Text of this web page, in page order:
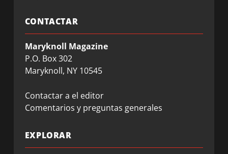
CONTACTAR
Maryknoll Magazine
P.O. Box 302
Maryknoll, NY 10545
Contactar a el editor
Comentarios y preguntas generales
EXPLORAR